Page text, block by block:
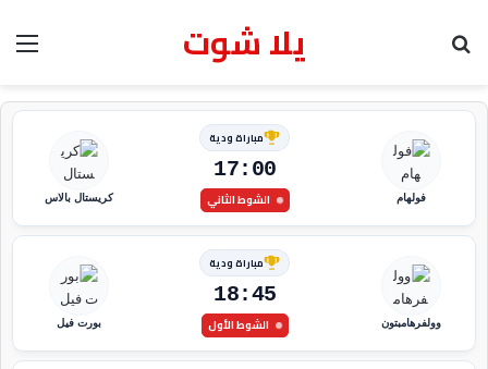
يلا شوت
فولهام
مباراة ودية
17:00
الشوط الثاني كريستال بالاس
وولفرهامبتون
مباراة ودية
18:45
الشوط الأول بورت فيل